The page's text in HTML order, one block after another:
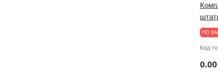
ПО
Код